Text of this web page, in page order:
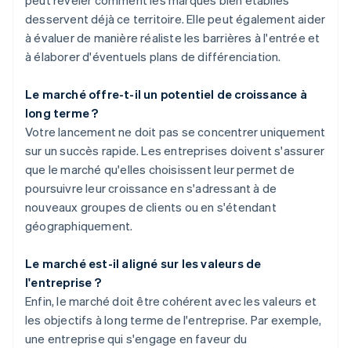
desservent déjà ce territoire. Elle peut également aider
à évaluer de manière réaliste les barrières à l'entrée et
à élaborer d'éventuels plans de différenciation.
Le marché offre-t-il un potentiel de croissance à
long terme ?
Votre lancement ne doit pas se concentrer uniquement
sur un succès rapide. Les entreprises doivent s'assurer
que le marché qu'elles choisissent leur permet de
poursuivre leur croissance en s'adressant à de
nouveaux groupes de clients ou en s'étendant
géographiquement.
Le marché est-il aligné sur les valeurs de
l'entreprise ?
Enfin, le marché doit être cohérent avec les valeurs et
les objectifs à long terme de l'entreprise. Par exemple,
une entreprise qui s'engage en faveur du